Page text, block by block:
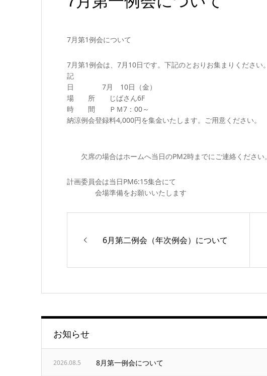
7月第1例会について
7月第1例会は、7月10日です。下記のとおりお集まりください。
記
日 7月 10日（金）
場 所 じばさん6F
時 間 ＰＭ7：00～
納涼例会登録料4,000円を集金いたします。ご用意ください。
欠席の場合はホームへ当日のPM2時までにご連絡ください
計画委員会は当日PM6:15集合にて
会場準備をお願いいたします
6月第二例会（年次例会）について
お知らせ
2026.08.5 8月第一例会について